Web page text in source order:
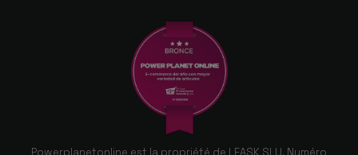
Powerplanetonline est la propriété de LEASK SLU. Numéro